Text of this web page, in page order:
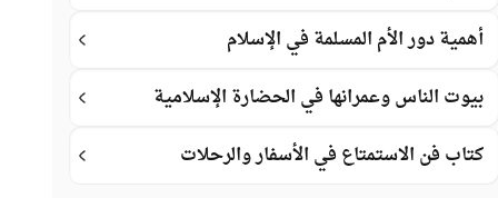
أهمية دور الأم المسلمة في الإسلام
بيوت الناس وعمرانها في الحضارة الإسلامية
كتاب فن الاستمتاع في الأسفار والرحلات